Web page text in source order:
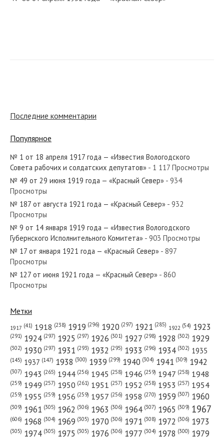
№ 89 от апреля 1927 года — «Красный Север»
№ 208 от октября 1944 года — «Красный Север»
№ 98 от апреля 1976 года — «Красный Север»
№ 15 от января 1925 года — «Красный Север»
№ 104 от мая 1953 года — «Красный Север»
Последние комментарии
Популярное
№ 1 от 18 апреля 1917 года — «Известия Вологодского
Совета рабочих и солдатских депутатов» - 1 117 Просмотры
№ 49 от 29 июня 1919 года — «Красный Север» - 934
Просмотры
№ 187 от августа 1921 года — «Красный Север» - 932
Просмотры
№ 9 от 14 января 1919 года — «Известия Вологодского
Губернского Исполнительного Комитета» - 903 Просмотры
№ 17 от января 1921 года — «Красный Север» - 897
Просмотры
№ 127 от июня 1921 года — «Красный Север» - 860
Просмотры
Метки
1917 (41) 1918 (238) 1919 (296) 1920 (297) 1921 (285) 1922 (54) 1923
(291) 1924 (297) 1925 (297) 1926 (301) 1927 (298) 1928 (302) 1929
(302) 1930 (297) 1931 (293) 1932 (295) 1933 (296) 1934 (302) 1935
(145) 1937 (147) 1938 (300) 1939 (299) 1940 (304) 1941 (309) 1942
(307) 1943 (265) 1944 (256) 1945 (258) 1946 (259) 1947 (258) 1948
(259) 1949 (257) 1950 (261) 1951 (257) 1952 (258) 1953 (257) 1954
(259) 1955 (259) 1956 (259) 1957 (256) 1958 (270) 1959 (307) 1960
(309) 1961 (305) 1962 (306) 1963 (306) 1964 (307) 1965 (309) 1967
(606) 1968 (304) 1969 (305) 1970 (306) 1971 (308) 1972 (306) 1973
(305) 1974 (305) 1975 (305) 1976 (306) 1977 (304) 1978 (300) 1979